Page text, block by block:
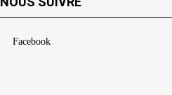
Facebook